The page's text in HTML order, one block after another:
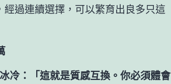
過連續選擇，可以繁育出良多只這
冷：「這就是質感互換。你必須體會